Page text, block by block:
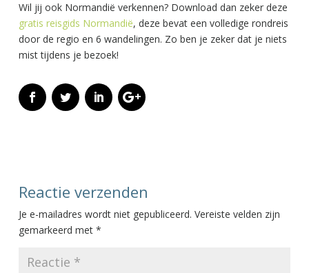
Wil jij ook Normandië verkennen? Download dan zeker deze
gratis reisgids Normandië, deze bevat een volledige rondreis
door de regio en 6 wandelingen. Zo ben je zeker dat je niets
mist tijdens je bezoek!
Reactie verzenden
Je e-mailadres wordt niet gepubliceerd. Vereiste velden zijn
gemarkeerd met *